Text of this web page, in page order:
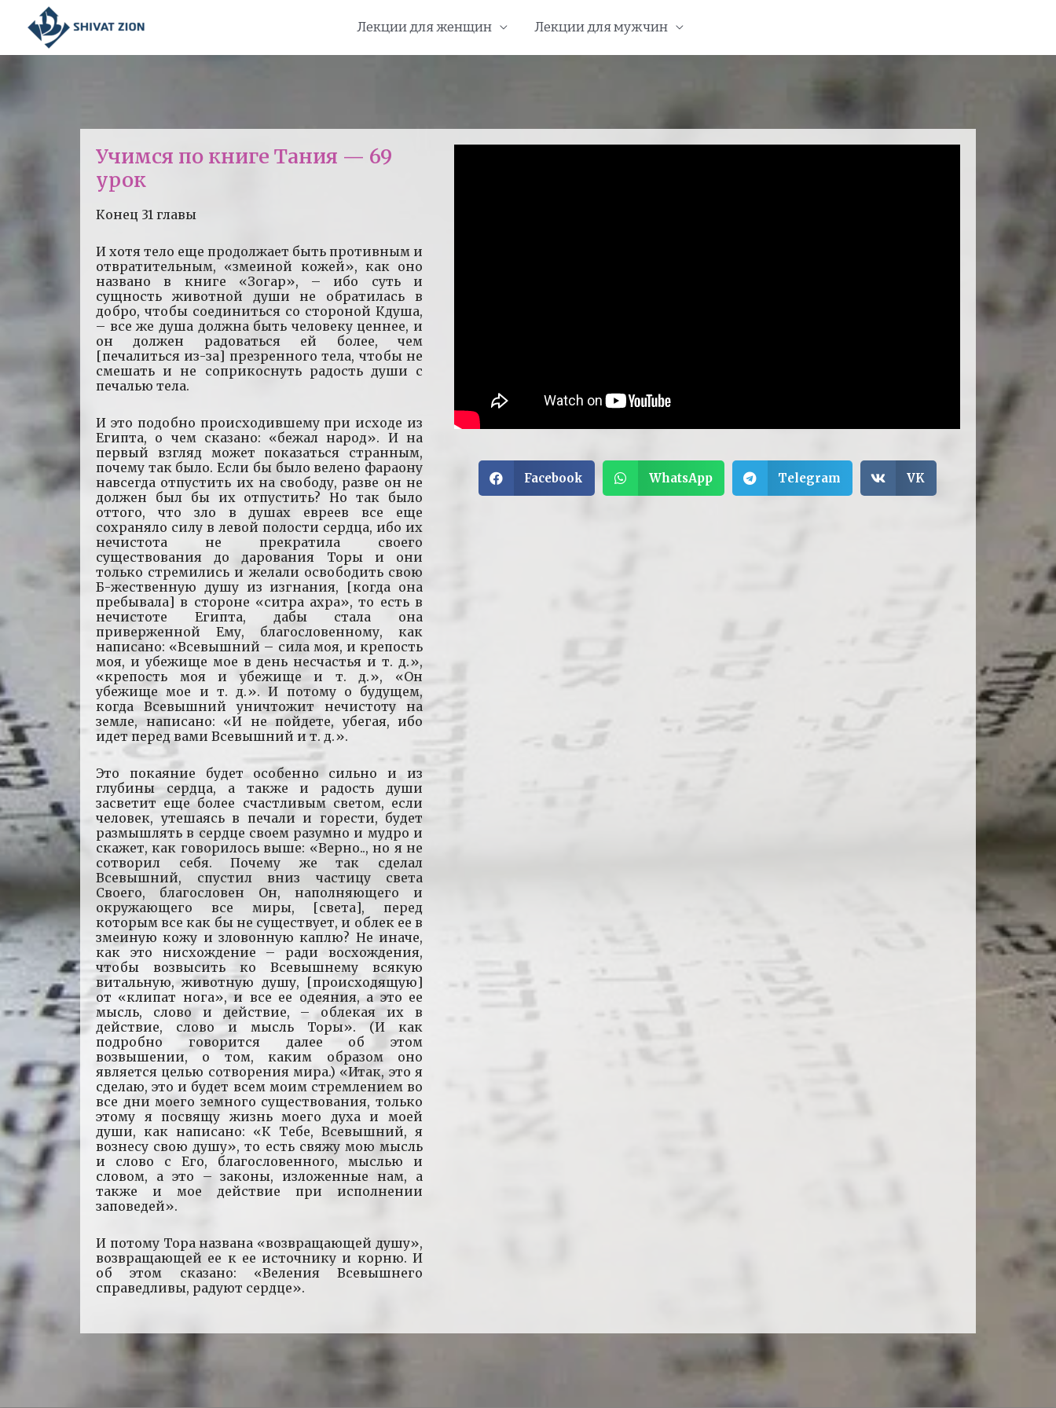
Лекции для женщин Лекции для мужчин
Учимся по книге Тания — 69
урок
Конец 31 главы
И хотя тело еще продолжает быть противным и
отвратительным, «змеиной кожей», как оно
названо в книге «Зогар», – ибо суть и
сущность животной души не обратилась в
добро, чтобы соединиться со стороной Кдуша,
– все же душа должна быть человеку ценнее, и
он должен радоваться ей более, чем
[печалиться из-за] презренного тела, чтобы не
смешать и не соприкоснуть радость души с
печалью тела.
И это подобно происходившему при исходе из
Египта, о чем сказано: «бежал народ». И на
первый взгляд может показаться странным,
почему так было. Если бы было велено фараону
навсегда отпустить их на свободу, разве он не
должен был бы их отпустить? Но так было
оттого, что зло в душах евреев все еще
сохраняло силу в левой полости сердца, ибо их
нечистота не прекратила своего
существования до дарования Торы и они
только стремились и желали освободить свою
Б-жественную душу из изгнания, [когда она
пребывала] в стороне «ситра ахра», то есть в
нечистоте Египта, дабы стала она
приверженной Ему, благословенному, как
написано: «Всевышний – сила моя, и крепость
моя, и убежище мое в день несчастья и т. д.»,
«крепость моя и убежище и т. д.», «Он
убежище мое и т. д.». И потому о будущем,
когда Всевышний уничтожит нечистоту на
земле, написано: «И не пойдете, убегая, ибо
идет перед вами Всевышний и т. д.».
Это покаяние будет особенно сильно и из
глубины сердца, а также и радость души
засветит еще более счастливым светом, если
человек, утешаясь в печали и горести, будет
размышлять в сердце своем разумно и мудро и
скажет, как говорилось выше: «Верно.., но я не
сотворил себя. Почему же так сделал
Всевышний, спустил вниз частицу света
Своего, благословен Он, наполняющего и
окружающего все миры, [света], перед
которым все как бы не существует, и облек ее в
змеиную кожу и зловонную каплю? Не иначе,
как это нисхождение – ради восхождения,
чтобы возвысить ко Всевышнему всякую
витальную, животную душу, [происходящую]
от «клипат нога», и все ее одеяния, а это ее
мысль, слово и действие, – облекая их в
действие, слово и мысль Торы». (И как
подробно говорится далее об этом
возвышении, о том, каким образом оно
является целью сотворения мира.) «Итак, это я
сделаю, это и будет всем моим стремлением во
все дни моего земного существования, только
этому я посвящу жизнь моего духа и моей
души, как написано: «К Тебе, Всевышний, я
вознесу свою душу», то есть свяжу мою мысль
и слово с Его, благословенного, мыслью и
словом, а это – законы, изложенные нам, а
также и мое действие при исполнении
заповедей».
И потому Тора названа «возвращающей душу»,
возвращающей ее к ее источнику и корню. И
об этом сказано: «Веления Всевышнего
справедливы, радуют сердце».
Facebook WhatsApp Telegram VK